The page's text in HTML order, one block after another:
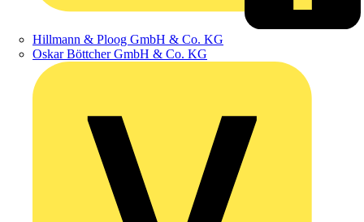
Hillmann & Ploog GmbH & Co. KG
Oskar Böttcher GmbH & Co. KG